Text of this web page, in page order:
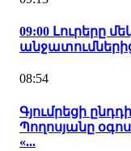
09:00 Լուրերը
08:54
Գյումրեցի
Պողոսյանը
«...